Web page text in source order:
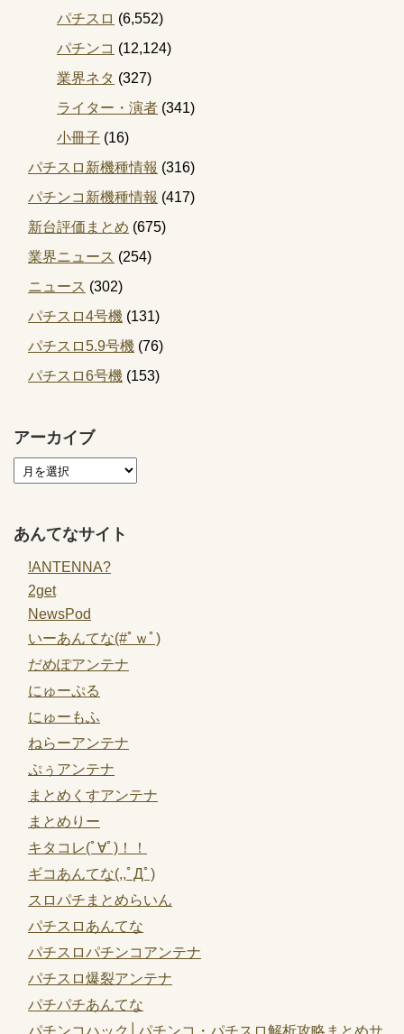
パチスロ (6,552)
パチンコ (12,124)
業界ネタ (327)
ライター・演者 (341)
小冊子 (16)
パチスロ新機種情報 (316)
パチンコ新機種情報 (417)
新台評価まとめ (675)
業界ニュース (254)
ニュース (302)
パチスロ4号機 (131)
パチスロ5.9号機 (76)
パチスロ6号機 (153)
アーカイブ
あんてなサイト
!ANTENNA?
2get
NewsPod
いーあんてな(#ﾟｗﾟ)
だめぽアンテナ
にゅーぷる
にゅーもふ
ねらーアンテナ
ぷぅアンテナ
まとめくすアンテナ
まとめりー
キタコレ(ﾟ∀ﾟ)！！
ギコあんてな(,,ﾟДﾟ)
スロパチまとめらいん
パチスロあんてな
パチスロパチンコアンテナ
パチスロ爆裂アンテナ
パチパチあんてな
パチンコハック│パチンコ・パチスロ解析攻略まとめサ